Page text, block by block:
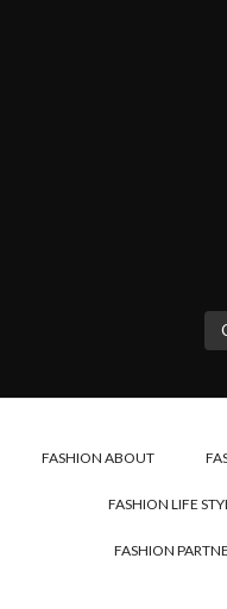
FASHION ABOUT
FASHION LIFE
FASHION